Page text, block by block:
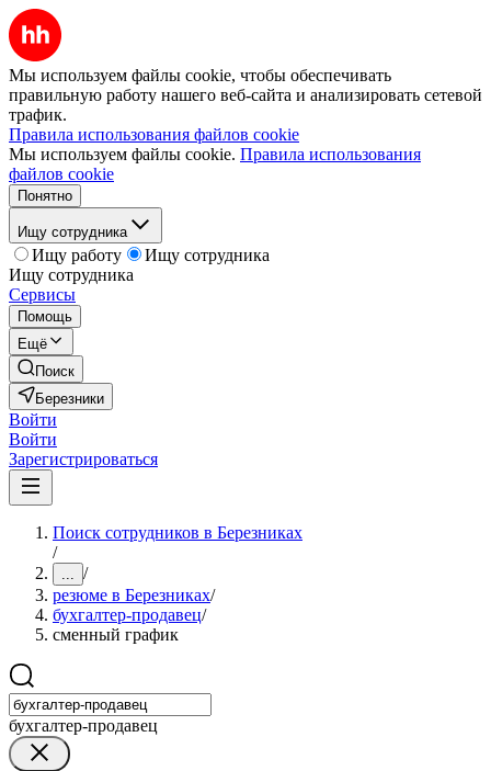
Мы используем файлы cookie, чтобы обеспечивать
правильную работу нашего веб-сайта и анализировать сетевой
трафик.
Правила использования файлов cookie
Мы используем файлы cookie. Правила использования
файлов cookie
Понятно
Ищу сотрудника
Ищу работу
Ищу сотрудника
Ищу сотрудника
Сервисы
Помощь
Ещё
Поиск
Березники
Войти
Войти
Зарегистрироваться
Поиск сотрудников в Березниках
/
... /
резюме в Березниках/
бухгалтер-продавец/
сменный график
бухгалтер-продавец